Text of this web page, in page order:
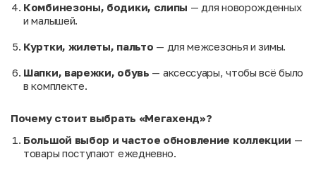
Комбинезоны, бодики, слипы — для новорожденных
и малышей.
Куртки, жилеты, пальто — для межсезонья и зимы.
Шапки, варежки, обувь — аксессуары, чтобы всё было
в комплекте.
Почему стоит выбрать «Мегахенд»?
Большой выбор и частое обновление коллекции —
товары поступают ежедневно.